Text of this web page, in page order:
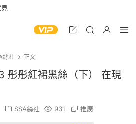
絲社 正文
彤彤紅裙黑絲（下） 在現
SSA絲社 931 推廣